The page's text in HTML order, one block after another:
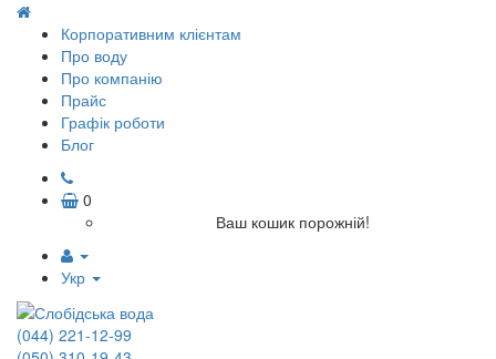
Корпоративним клієнтам
Про воду
Про компанію
Прайс
Графік роботи
Блог
0
Ваш кошик порожній!
Укр
(044) 221-12-99